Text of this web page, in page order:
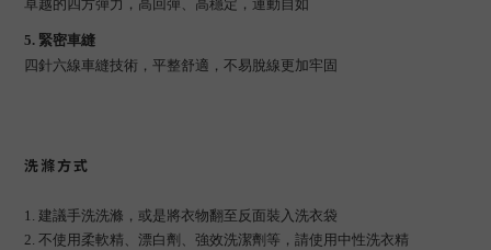
卓越的四方彈力，高回彈、高穩定，運動自如
5. 緊密車縫
四針六線車縫技術，平整舒適，不易脫線更加牢固
洗滌方式
1. 建議手洗洗滌，或是將衣物翻至反面裝入洗衣袋
2. 不使用柔軟精、漂白劑、強效洗潔劑等，請使用中性洗衣精